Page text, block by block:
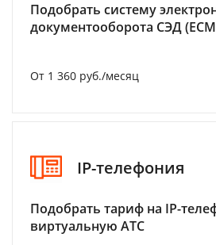
Подобрать систему
документооборота СЭД
От 1 360 руб./месяц
IP-телефония
Подобрать тариф на IP-
виртуальную АТС